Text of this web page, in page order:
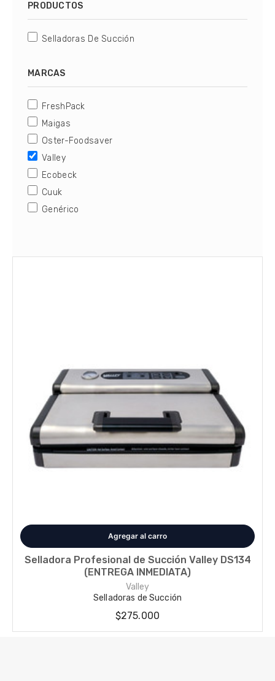
Tipos de selladoras
Cómo elegir una selladora
Servicio Técnico
PRODUCTOS
Selladoras De Succión
MARCAS
FreshPack
Maigas
Oster-Foodsaver
Valley
Ecobeck
Cuuk
Genérico
Selladora Profesional de Succión Valley DS134
(ENTREGA INMEDIATA)
Valley
Selladoras de Succión
$275.000